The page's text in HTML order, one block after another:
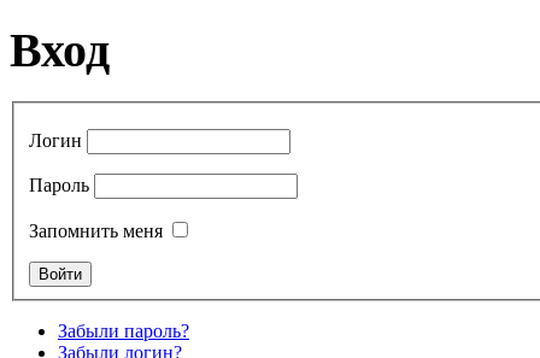
Вход
Логин
Пароль
Запомнить меня
Забыли пароль?
Забыли логин?